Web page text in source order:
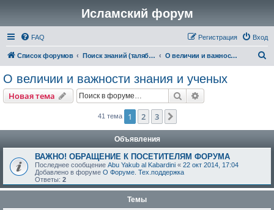
Исламский форум
FAQ Вход
Регистрация
Список форумов Поиск знаний (таляб аль-'ильм) О величии и важности знания и ученых
О величии и важности знания и ученых
Новая тема Поиск
41 тема 1 2 3
Объявления
ВАЖНО! ОБРАЩЕНИЕ К ПОСЕТИТЕЛЯМ ФОРУМА
Последнее сообщение Abu Yakub al Kabardini « 22 окт 2014, 17:04
Добавлено в форуме О Форуме. Тех.поддержка
Ответы: 2
Темы